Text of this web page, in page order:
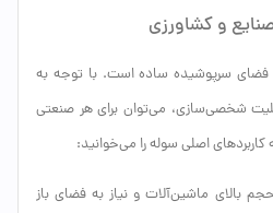
و کشاورزی
یک فضای سرپوشیده ساده است. با توجه به
شخصی‌سازی، می‌توان برای هر صنعتی
اصلی سوله را می‌خوانید:
حجم بالای ماشین‌آلات و نیاز به فضای باز